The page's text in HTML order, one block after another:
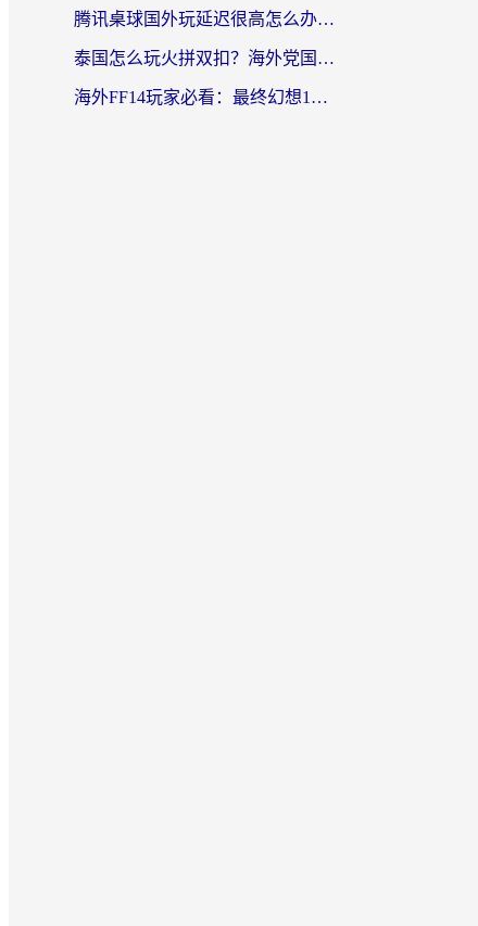
腾讯桌球国外玩延迟很高怎么办？海外党亲测有效的国服游戏加速指南
泰国怎么玩火拼双扣？海外党国服游戏加速终极指南（附暗区突围植物大战僵尸实测）
海外FF14玩家必看：最终幻想14国外加速器下载安装全攻略+卡顿解决秘籍